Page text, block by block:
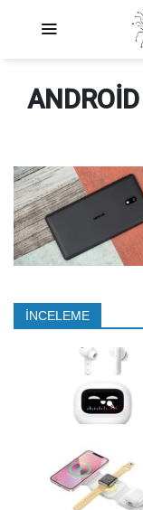
İNCELEME